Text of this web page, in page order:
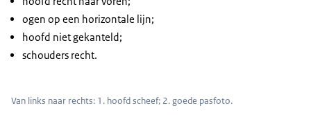
ogen op een horizontale lijn;
hoofd niet gekanteld;
schouders recht.
Van links naar rechts: 1. hoofd scheef; 2. goede pasfoto.